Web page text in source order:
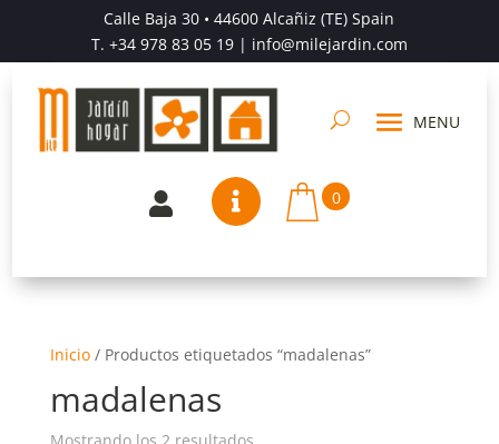
Calle Baja 30 • 44600 Alcañiz (TE) Spain
T. +34 978 83 05 19| info@milejardin.com
  0
Inicio/ Productos etiquetados “madalenas”
madalenas